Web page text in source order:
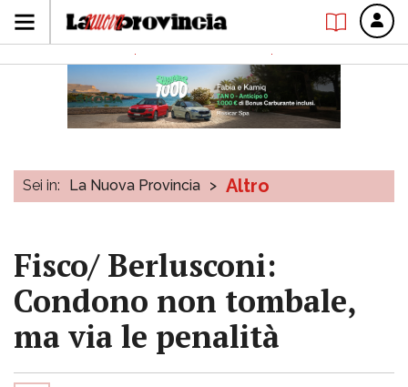
Sei in: La Nuova Provincia > Altro
Fisco/ Berlusconi:
Condono non tombale,
ma via le penalità